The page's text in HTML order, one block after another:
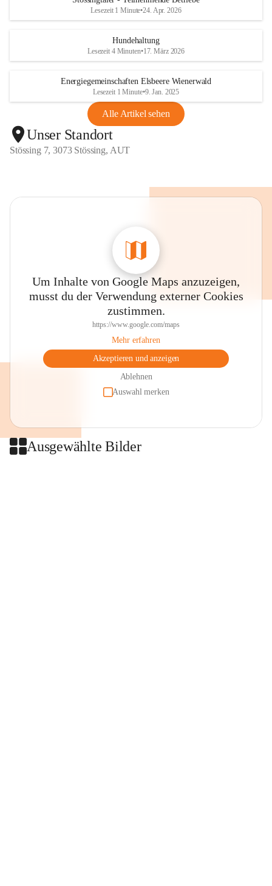
Lesezeit 1 Minute•24. Apr. 2026
Hundehaltung
Lesezeit 4 Minuten•17. März 2026
Energiegemeinschaften Elsbeere Wienerwald
Lesezeit 1 Minute•9. Jan. 2025
Alle Artikel sehen
Unser Standort
Stössing 7, 3073 Stössing, AUT
Um Inhalte von Google Maps anzuzeigen,
musst du der Verwendung externer Cookies
zustimmen.
https://www.google.com/maps
Mehr erfahren
Akzeptieren und anzeigen
Ablehnen
Auswahl merken
Ausgewählte Bilder